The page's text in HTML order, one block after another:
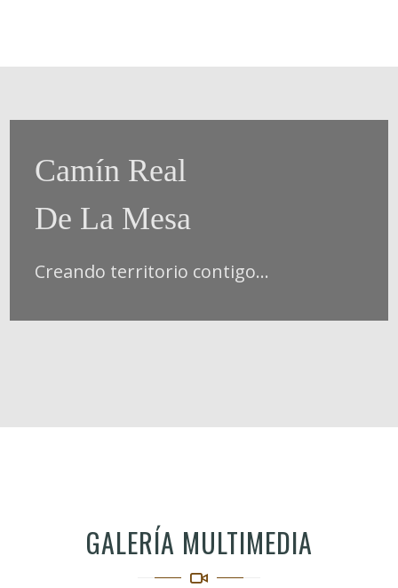
Camín Real
De La Mesa
Creando territorio contigo...
GALERÍA MULTIMEDIA